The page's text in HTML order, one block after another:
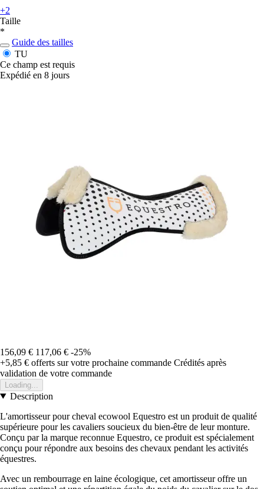
+2
Taille
*
Guide des tailles
TU
Ce champ est requis
Expédié en 8 jours
156,09 € 117,06 € -25%
+5,85 € offerts sur votre prochaine commande Crédités après
validation de votre commande
Loading...
Description
L'amortisseur pour cheval ecowool Equestro est un produit de qualité
supérieure pour les cavaliers soucieux du bien-être de leur monture.
Conçu par la marque reconnue Equestro, ce produit est spécialement
conçu pour répondre aux besoins des chevaux pendant les activités
équestres.
Avec un rembourrage en laine écologique, cet amortisseur offre un